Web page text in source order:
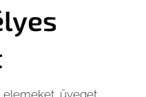
üveget,